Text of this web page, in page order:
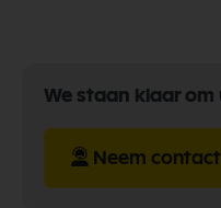
We staan klaar om
Neem